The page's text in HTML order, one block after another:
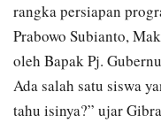
rangka persiapan
Prabowo Subianto,
oleh Bapak Pj.
Ada salah satu siswa
tahu isinya?” ujar